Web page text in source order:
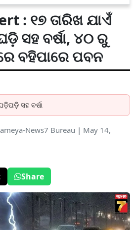
: ୧୭ ତାରିଖ ଯାଏଁ
ସହ ବର୍ଷା, ୪୦ ରୁ
ବହିପାରେ ପବନ
ସହ ବର୍ଷା
News7 Bureau | May 14,
Share